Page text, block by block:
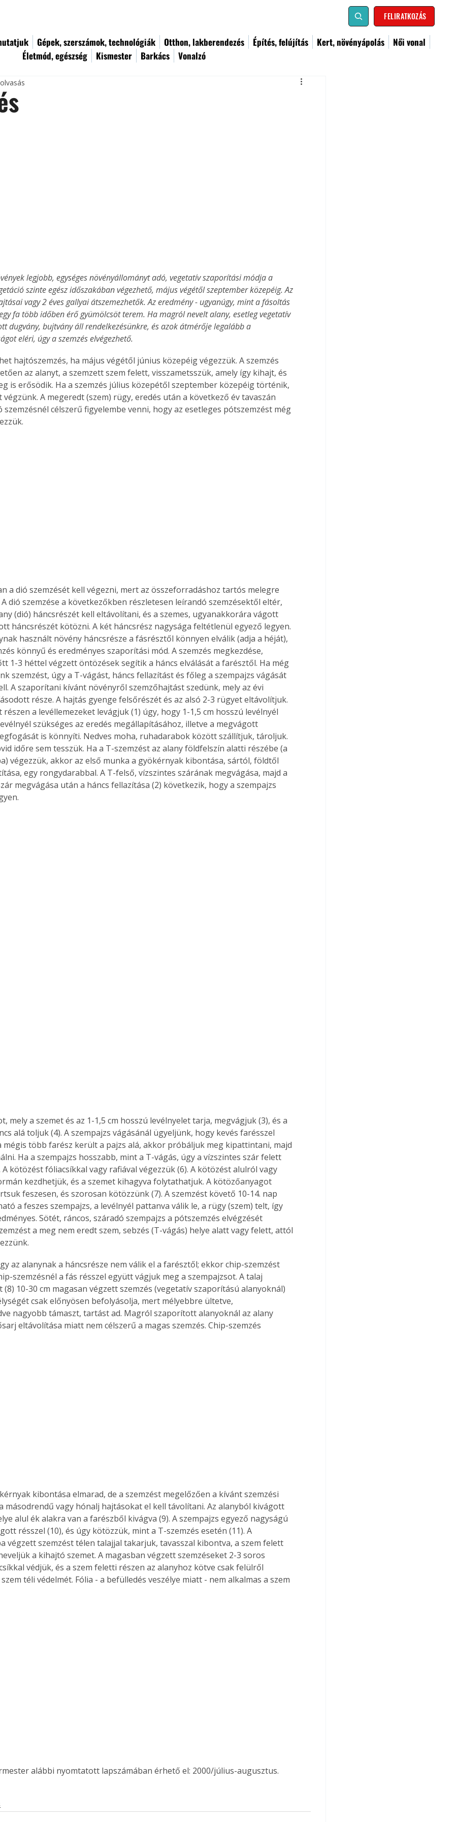
FELIRATKOZÁS
Gépek, szerszámok, technológiák Otthon, lakberendezés Építés, felújítás Kert, növényápolás
Női vonal
Életmód, egészség
Kismester Barkács Vonalzó
Bárhol,
élve
az
A
természet kincsei az
legjobb, egységes növényállományt adó, vegetatív szaporítási módja a
szinte egész időszakában végezhető, május végétől szeptember közepéig. Az
vagy 2 éves gallyai átszemezhetők. Az eredmény - ugyanúgy, mint a fásoltás
fa több időben érő gyümölcsöt terem. Ha magról nevelt alany, esetleg vegetatív
dugvány, bujtvány áll rendelkezésünkre, és azok átmérője legalább a
eléri, úgy a szemzés elvégezhető.
hajtószemzés, ha május végétől június közepéig végezzük. A szemzés
az alanyt, a szemzett szem felett, visszametsszük, amely így kihajt, és
is erősödik. Ha a szemzés július közepétől szeptember közepéig történik,
végzünk. A megeredt (szem) rügy, eredés után a következő év tavaszán
szemzésnél célszerű figyelembe venni, hogy az esetleges pótszemzést még
a dió szemzését kell végezni, mert az összeforradáshoz tartós melegre
dió szemzése a következőkben részletesen leírandó szemzésektől eltér,
(dió) háncsrészét kell eltávolítani, és a szemes, ugyanakkorára vágott
háncsrészét kötözni. A két háncsrész nagysága feltétlenül egyező legyen.
használt növény háncsrésze a fásrésztől könnyen elválik (adja a héját),
könnyű és eredményes szaporítási mód. A szemzés megkezdése,
1-3 héttel végzett öntözések segítik a háncs elválását a farésztől. Ha még
szemzést, úgy a T-vágást, háncs fellazítást és főleg a szempajzs vágását
A szaporítani kívánt növényről szemzőhajtást szedünk, mely az évi
része. A hajtás gyenge felsőrészét és az alsó 2-3 rügyet eltávolítjuk.
részen a levéllemezeket levágjuk (1) úgy, hogy 1-1,5 cm hosszú levélnyél
szükséges az eredés megállapításához, illetve a megvágott
is könnyíti. Nedves moha, ruhadarabok között szállítjuk, tároljuk.
időre sem tesszük. Ha a T-szemzést az alany földfelszín alatti részébe (a
végezzük, akkor az első munka a gyökérnyak kibontása, sártól, földtől
egy rongydarabbal. A T-felső, vízszintes szárának megvágása, majd a
megvágása után a háncs fellazítása (2) következik, hogy a szempajzs
mely a szemet és az 1-1,5 cm hosszú levélnyelet tarja, megvágjuk (3), és a
alá toljuk (4). A szempajzs vágásánál ügyeljünk, hogy kevés farésszel
mégis több farész került a pajzs alá, akkor próbáljuk meg kipattintani, majd
Ha a szempajzs hosszabb, mint a T-vágás, úgy a vízszintes szár felett
A kötözést fóliacsíkkal vagy rafiával végezzük (6). A kötözést alulról vagy
kezdhetjük, és a szemet kihagyva folytathatjuk. A kötözőanyagot
feszesen, és szorosan kötözzünk (7). A szemzést követő 10-14. nap
a feszes szempajzs, a levélnyél pattanva válik le, a rügy (szem) telt, így
Sötét, ráncos, száradó szempajzs a pótszemzés elvégzését
a meg nem eredt szem, sebzés (T-vágás) helye alatt vagy felett, attól
az alanynak a háncsrésze nem válik el a farésztől; ekkor chip-szemzést
szemzésnél a fás résszel együtt vágjuk meg a szempajzsot. A talaj
10-30 cm magasan végzett szemzés (vegetatív szaporítású alanyoknál)
csak előnyösen befolyásolja, mert mélyebbre ültetve,
nagyobb támaszt, tartást ad. Magról szaporított alanyoknál az alany
eltávolítása miatt nem célszerű a magas szemzés. Chip-szemzés
kibontása elmarad, de a szemzést megelőzően a kívánt szemzési
másodrendű vagy hónalj hajtásokat el kell távolítani. Az alanyból kivágott
alul ék alakra van a farészből kivágva (9). A szempajzs egyező nagyságú
résszel (10), és úgy kötözzük, mint a T-szemzés esetén (11). A
végzett szemzést télen talajjal takarjuk, tavasszal kibontva, a szem felett
a kihajtó szemet. A magasban végzett szemzéseket 2-3 soros
védjük, és a szem feletti részen az alanyhoz kötve csak felülről
téli védelmét. Fólia - a befülledés veszélye miatt - nem alkalmas a szem
alábbi nyomtatott lapszámában érhető el: 2000/július-augusztus.